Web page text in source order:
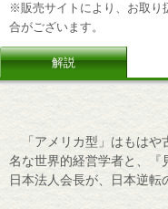
※販売サイトにより、お取り
合がございます。
解説
「アメリカ型」はもはや
名な世界的経営学者と、『
日本法人会長が、日本逆転